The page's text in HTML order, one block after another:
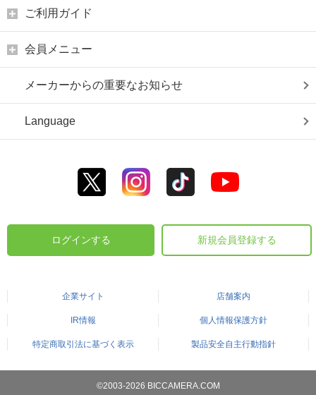
ご利用ガイド
会員メニュー
メーカーからの重要なお知らせ
Language
ログインする 新規会員登録する
企業サイト 店舗案内
IR情報 個人情報保護方針
特定商取引法に基づく表示 製品安全自主行動指針
©2003-2026 BICCAMERA.COM